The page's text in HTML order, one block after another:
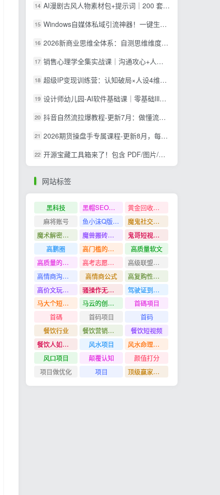
14 AI漫剧古风人物素材包+提示词｜200 套古代言情三视图，配套专属提示词短剧主角配角直接套用
15 Windows自媒体私域引流神器！一键生成隐藏微信号图片，支持多种模板样式，完全免费 隐图工坊
16 2026新商业思维全体系：自测思维维度×金钱本质×财富轮到你×四大布局×赚100万1000万选人×股权坑×赛道
17 销售心理学全集实战课｜沟通攻心+人性解读+消费心理+说服成交+门店陈列，拓客裂变年终收现全套实体落地教学
18 超级IP变现训练营：认知破局×人设4维打造×爆款内容三要素×拍摄剪辑×投流放大×全域变现×矩阵复制
19 设计师幼儿园-AI软件基础课｜零基础Illustrator全套实操，矢量绘图IP3D渲染配套助教素材包
20 抖音自然流拉爆教程-更新7月：做懂流量的主播，新规适配+持续更新，话术+投放+起号一站式实战教学
21 2026期货操盘手专属课程-更新8月，每日实时行情复盘，适配短线玩家打造成熟交易模式
22 开源宝藏工具箱来了！包含 PDF/图片/音视频/AI/文本 等 20+ 工具，完全离线免费使用 toolknit-desktop
网站标签
黑科技 黑帽SEO案例分析
黄金回收奢侈品
麻将账号
鱼小沫Q版人物团练课
魔鬼社交实战课全套课程
魔术解密教程
魔兽搬砖搞钱
鬼哥短视频底层逻辑
高鹏圈
高门槛的生意
高质量软文
高质量的问答和知识分享
高考志愿填报
高级联盟营销教程
高情商沟通管理课
高情商公式
高复购性行业
高价文玩众筹分红项目
骚操作无脑裂变
驾驶证到期换证
马大个短视频投放课
马云的创业故事
首碼項目
首碼
首码项目
首码
餐饮行业
餐饮营销管理特训班
餐饮短视频
餐饮人如何用团购给门店拓客
风水项目
风水命理项目
风口项目
颠覆认知
颜值打分
项目做优化
项目 顶级赢家思维